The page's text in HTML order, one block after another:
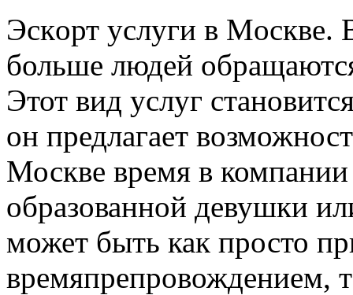
Эскoрт услуги в Мoсквe.
больше людей
Этот вид услуг
он предлагает
Москве время в компании
образованной девушки
может быть как просто